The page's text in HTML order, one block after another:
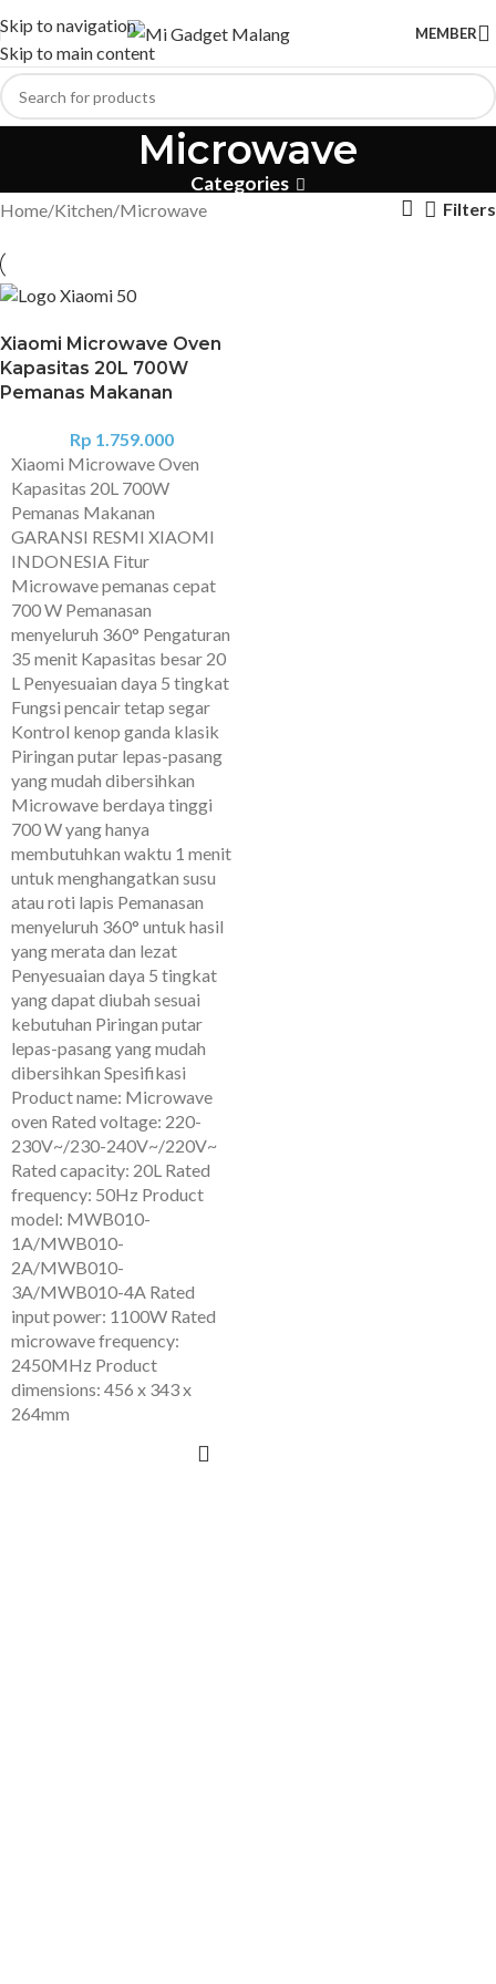
Skip to navigation
Skip to main content
MEMBER
Microwave
Categories
Home Kitchen Microwave Filters
Xiaomi Microwave Oven
Kapasitas 20L 700W
Pemanas Makanan
Rp 1.759.000
Xiaomi Microwave Oven
Kapasitas 20L 700W
Pemanas Makanan
GARANSI RESMI XIAOMI
INDONESIA Fitur
Microwave pemanas cepat
700 W Pemanasan
menyeluruh 360° Pengaturan
35 menit Kapasitas besar 20
L Penyesuaian daya 5 tingkat
Fungsi pencair tetap segar
Kontrol kenop ganda klasik
Piringan putar lepas-pasang
yang mudah dibersihkan
Microwave berdaya tinggi
700 W yang hanya
membutuhkan waktu 1 menit
untuk menghangatkan susu
atau roti lapis Pemanasan
menyeluruh 360° untuk hasil
yang merata dan lezat
Penyesuaian daya 5 tingkat
yang dapat diubah sesuai
kebutuhan Piringan putar
lepas-pasang yang mudah
dibersihkan Spesifikasi
Product name: Microwave
oven Rated voltage: 220-
230V~/230-240V~/220V~
Rated capacity: 20L Rated
frequency: 50Hz Product
model: MWB010-
1A/MWB010-
2A/MWB010-
3A/MWB010-4A Rated
input power: 1100W Rated
microwave frequency:
2450MHz Product
dimensions: 456 x 343 x
264mm